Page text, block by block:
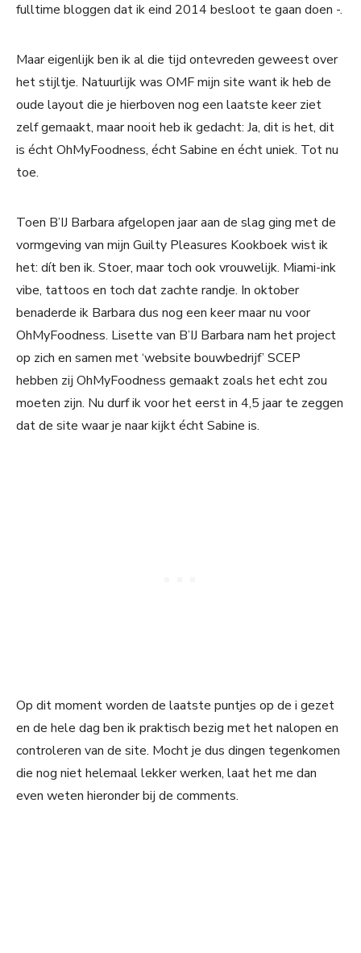
fulltime bloggen dat ik eind 2014 besloot te gaan doen -.
Maar eigenlijk ben ik al die tijd ontevreden geweest over
het stijltje. Natuurlijk was OMF mijn site want ik heb de
oude layout die je hierboven nog een laatste keer ziet
zelf gemaakt, maar nooit heb ik gedacht: Ja, dit is het, dit
is écht OhMyFoodness, écht Sabine en écht uniek. Tot nu
toe.
Toen B’IJ Barbara afgelopen jaar aan de slag ging met de
vormgeving van mijn Guilty Pleasures Kookboek wist ik
het: dít ben ik. Stoer, maar toch ook vrouwelijk. Miami-ink
vibe, tattoos en toch dat zachte randje. In oktober
benaderde ik Barbara dus nog een keer maar nu voor
OhMyFoodness. Lisette van B’IJ Barbara nam het project
op zich en samen met ‘website bouwbedrijf’ SCEP
hebben zij OhMyFoodness gemaakt zoals het echt zou
moeten zijn. Nu durf ik voor het eerst in 4,5 jaar te zeggen
dat de site waar je naar kijkt écht Sabine is.
Op dit moment worden de laatste puntjes op de i gezet
en de hele dag ben ik praktisch bezig met het nalopen en
controleren van de site. Mocht je dus dingen tegenkomen
die nog niet helemaal lekker werken, laat het me dan
even weten hieronder bij de comments.